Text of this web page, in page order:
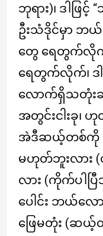
ဘုရား)၊ ဒါဖြင့်
ဦးသံဒိုင်မှာ ဘ
တွေ ရေတွက်လိုက်
ရေတွက်လိုက်၊ ဒ
လောက်ရှိသတုံးဆို
အတွင်းငါးခု၊
အဲဒီဆယ့်တစ်ကို
မဟုတ်ဘူးလား (
လား (ကိုက်ပါပြီဘု
ပေါင်း ဘယ်
ဖြေမတုံး (ဆယ့်